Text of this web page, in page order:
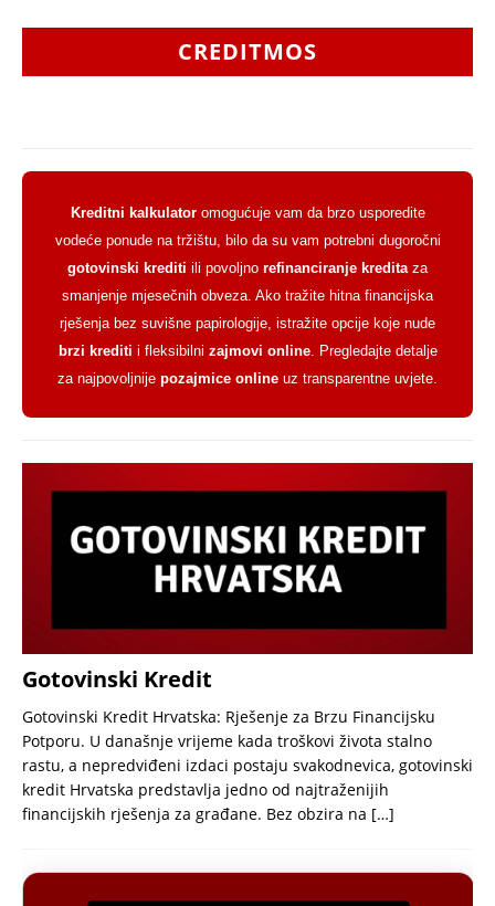
CREDITMOS
Kreditni kalkulatoromogućuje vam da brzo usporedite
vodeće ponude na tržištu, bilo da su vam potrebni dugoročni
gotovinski krediti ili povoljno refinanciranje kreditaza
smanjenje mjesečnih obveza. Ako tražite hitna financijska
rješenja bez suvišne papirologije, istražite opcije koje nude
brzi krediti i fleksibilni zajmovi online. Pregledajte detalje
za najpovoljnije pozajmice online uz transparentne uvjete.
Gotovinski Kredit
Gotovinski Kredit Hrvatska: Rješenje za Brzu Financijsku
Potporu. U današnje vrijeme kada troškovi života stalno
rastu, a nepredviđeni izdaci postaju svakodnevica, gotovinski
kredit Hrvatska predstavlja jedno od najtraženijih
financijskih rješenja za građane. Bez obzira na […]